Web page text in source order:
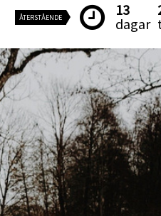
ÅTERSTÅENDE
13
dagar